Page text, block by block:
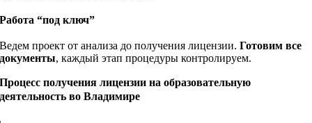
Работа “под ключ”
Ведем проект от анализа до получения лицензии.Готовим все
документы, каждый этап процедуры контролируем.
Процесс получения лицензии на образовательную
деятельность во Владимире